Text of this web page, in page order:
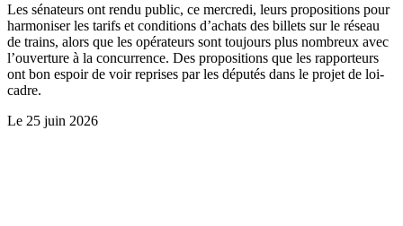
Les sénateurs ont rendu public, ce mercredi, leurs propositions pour
harmoniser les tarifs et conditions d’achats des billets sur le réseau
de trains, alors que les opérateurs sont toujours plus nombreux avec
l’ouverture à la concurrence. Des propositions que les rapporteurs
ont bon espoir de voir reprises par les députés dans le projet de loi-
cadre.
Le 25 juin 2026